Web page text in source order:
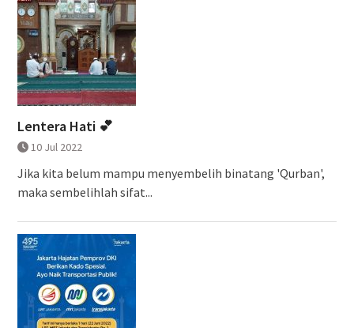
Lentera Hati 💕
10 Jul 2022
Jika kita belum mampu menyembelih binatang 'Qurban',
maka sembelihlah sifat...